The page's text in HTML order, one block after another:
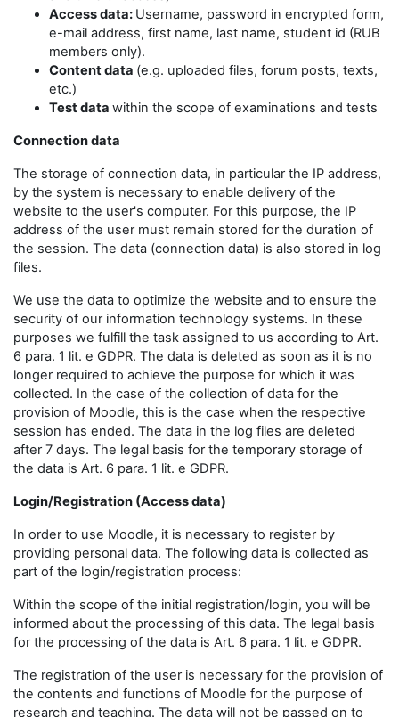
Access data: Username, password in encrypted form,
e-mail address, first name, last name, student id (RUB
members only).
Content data (e.g. uploaded files, forum posts, texts,
etc.)
Test data within the scope of examinations and tests
Connection data
The storage of connection data, in particular the IP address,
by the system is necessary to enable delivery of the
website to the user's computer. For this purpose, the IP
address of the user must remain stored for the duration of
the session. The data (connection data) is also stored in log
files.
We use the data to optimize the website and to ensure the
security of our information technology systems. In these
purposes we fulfill the task assigned to us according to Art.
6 para. 1 lit. e GDPR. The data is deleted as soon as it is no
longer required to achieve the purpose for which it was
collected. In the case of the collection of data for the
provision of Moodle, this is the case when the respective
session has ended. The data in the log files are deleted
after 7 days. The legal basis for the temporary storage of
the data is Art. 6 para. 1 lit. e GDPR.
Login/Registration (Access data)
In order to use Moodle, it is necessary to register by
providing personal data. The following data is collected as
part of the login/registration process:
Within the scope of the initial registration/login, you will be
informed about the processing of this data. The legal basis
for the processing of the data is Art. 6 para. 1 lit. e GDPR.
The registration of the user is necessary for the provision of
the contents and functions of Moodle for the purpose of
research and teaching. The data will not be passed on to